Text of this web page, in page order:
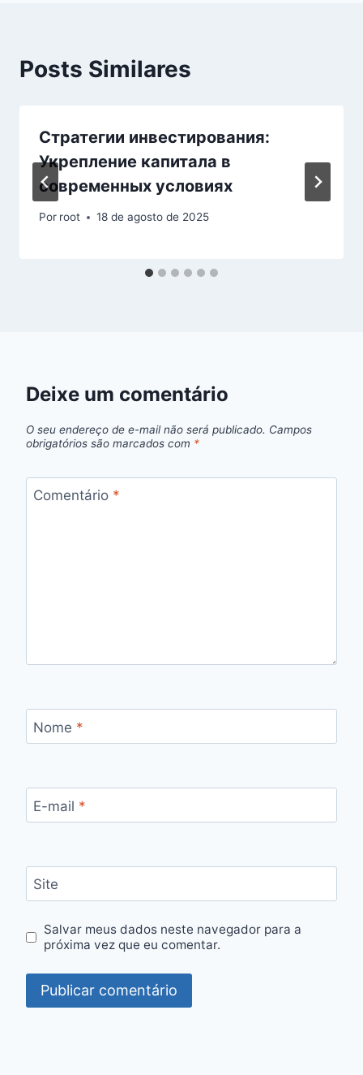
Posts Similares
Стратегии инвестирования:
Укрепление капитала в
современных условиях
Por root 18 de agosto de 2025
Deixe um comentário
O seu endereço de e-mail não será publicado. Campos
obrigatórios são marcados com *
Comentário *
Nome *
E-mail *
Site
Salvar meus dados neste navegador para a
próxima vez que eu comentar.